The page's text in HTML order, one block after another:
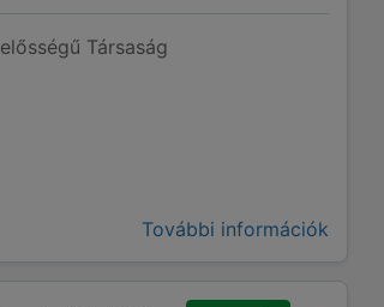
Társaság
További információk